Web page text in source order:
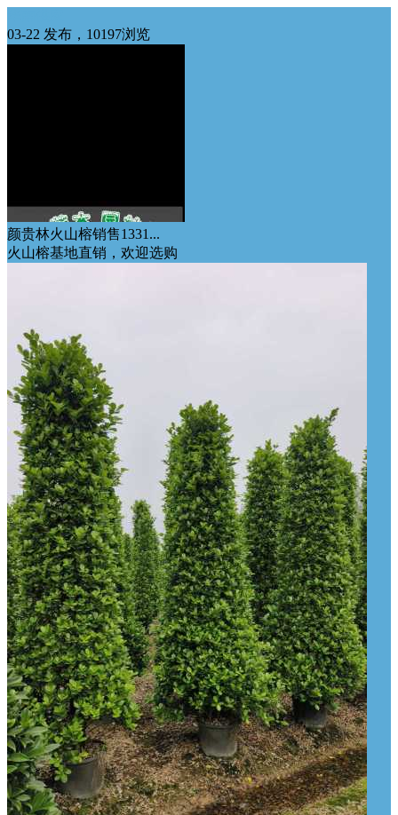
03-22 发布，10197浏览
颜贵林火山榕销售1331...
火山榕基地直销，欢迎选购